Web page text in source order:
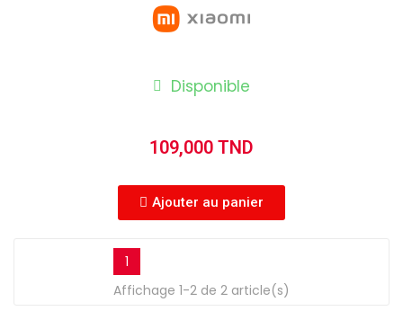
Disponible
109,000 TND
Ajouter au panier
1
Affichage 1-2 de 2 article(s)